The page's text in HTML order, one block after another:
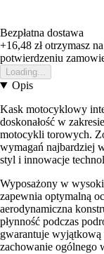
Bezpłatna dostawa
+16,48 złotrzymasz
potwierdzeniu
Loading...
Opis
Kask motocyklowy
doskonałość w
motocykli torowych.
wymagań najbardziej
styl i innowacje
Wyposażony w
zapewnia optymalną
aerodynamiczna
płynność podczas
gwarantuje
zachowanie ogólnego